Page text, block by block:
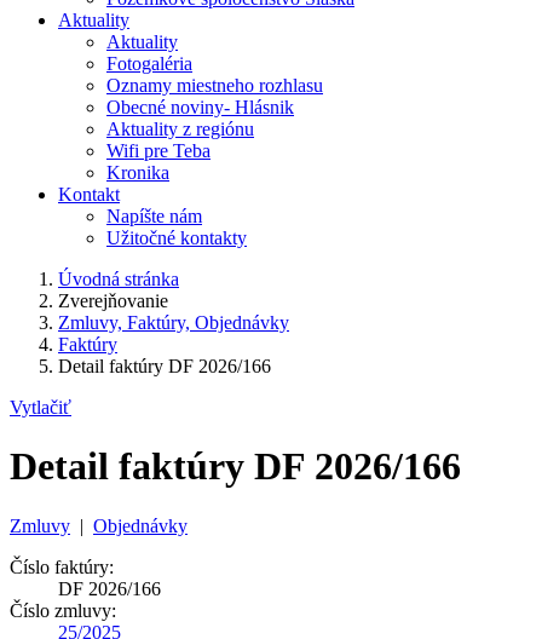
Aktuality
Aktuality
Fotogaléria
Oznamy miestneho rozhlasu
Obecné noviny- Hlásnik
Aktuality z regiónu
Wifi pre Teba
Kronika
Kontakt
Napíšte nám
Užitočné kontakty
Úvodná stránka
Zverejňovanie
Zmluvy, Faktúry, Objednávky
Faktúry
Detail faktúry DF 2026/166
Vytlačiť
Detail faktúry DF 2026/166
Zmluvy | Objednávky
Číslo faktúry:
DF 2026/166
Číslo zmluvy:
25/2025